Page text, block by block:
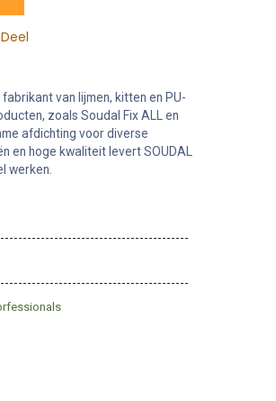
Deel
van lijmen, kitten en PU-
zoals Soudal Fix ALL en
afdichting voor diverse
en hoge kwaliteit levert SOUDAL
werken.